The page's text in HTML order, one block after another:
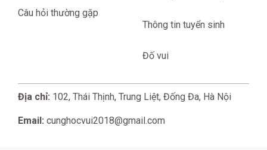
Câu hỏi thường gặp
Thông tin tuyển sinh
Đố vui
Địa chỉ: 102, Thái Thịnh, Trung Liệt, Đống Đa, Hà Nội
Email: cunghocvui2018@gmail.com